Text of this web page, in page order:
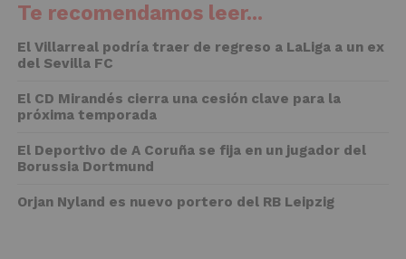
Te recomendamos leer...
El Villarreal podría traer de regreso a LaLiga a un ex
del Sevilla FC
El CD Mirandés cierra una cesión clave para la
próxima temporada
El Deportivo de A Coruña se fija en un jugador del
Borussia Dortmund
Orjan Nyland es nuevo portero del RB Leipzig